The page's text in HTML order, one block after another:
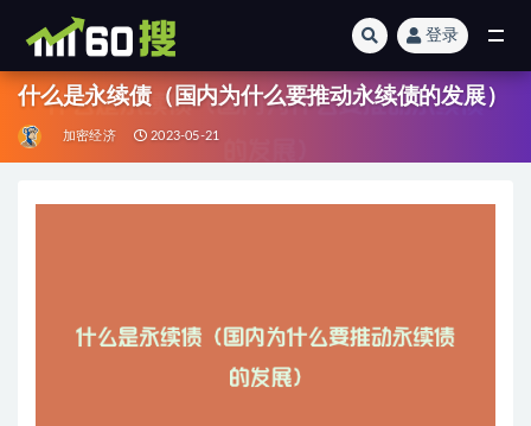
登录
什么是永续债（国内为什么要推动永续债的发展）
加密经济 2023-05-21